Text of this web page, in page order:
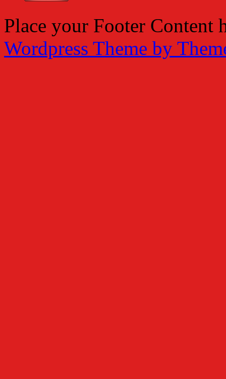
Place your Footer Content
Wordpress Theme by